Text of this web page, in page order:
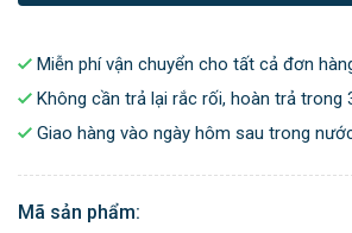
Miễn phí vận chuyển cho tất cả đơn
Không cần trả lại rắc rối, hoàn trả trong
Giao hàng vào ngày hôm sau trong
Mã sản phẩm: